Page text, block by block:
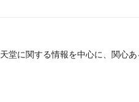
堂に関する情報を中心に、関心あ